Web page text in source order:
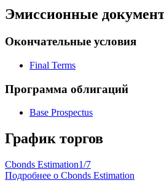
Эмиссионные
Окончательные условия
Final Terms
Программа облигаций
Base Prospectus
График торгов
Cbonds Estimation1/7
Подробнее о Cbonds Estimation